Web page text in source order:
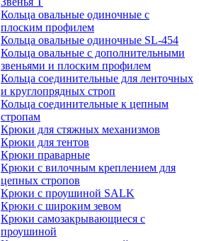
Кольца овальные одиночные c
плоским профилем
Кольца овальные одиночные SL-454
Кольца овальные с дополнительными
звеньями и плоским профилем
Кольца соединительные для ленточных
и круглопрядных строп
Кольца соединительные к цепным
стропам
Крюки для стяжных механизмов
Крюки для тентов
Крюки праварные
Крюки с вилочным креплением для
цепных стропов
Крюки с проушиной SALK
Крюки с широким зевом
Крюки самозакрывающиеся с
проушиной